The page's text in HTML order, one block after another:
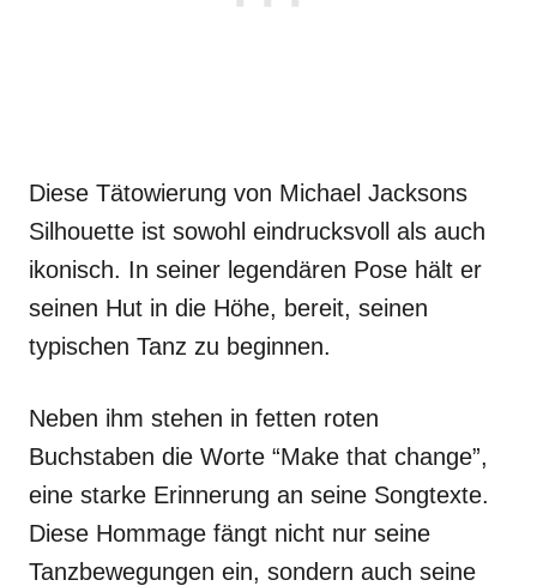
Diese Tätowierung von Michael Jacksons
Silhouette ist sowohl eindrucksvoll als auch
ikonisch. In seiner legendären Pose hält er
seinen Hut in die Höhe, bereit, seinen
typischen Tanz zu beginnen.
Neben ihm stehen in fetten roten
Buchstaben die Worte “Make that change”,
eine starke Erinnerung an seine Songtexte.
Diese Hommage fängt nicht nur seine
Tanzbewegungen ein, sondern auch seine